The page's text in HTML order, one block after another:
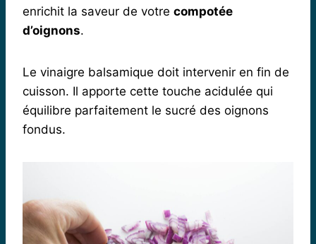
enrichit la saveur de votre compotée
d’oignons.
Le vinaigre balsamique doit intervenir en fin de
cuisson. Il apporte cette touche acidulée qui
équilibre parfaitement le sucré des oignons
fondus.